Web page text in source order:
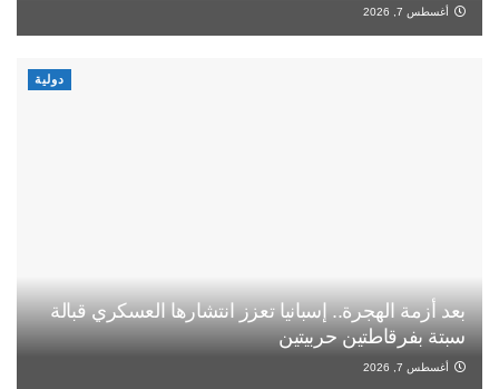
أغسطس 7, 2026
دولية
بعد أزمة الهجرة.. إسبانيا تعزز انتشارها العسكري قبالة
سبتة بفرقاطتين حربيتين
أغسطس 7, 2026